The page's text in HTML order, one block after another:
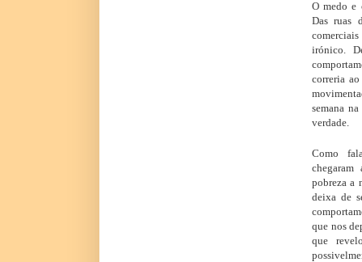
O medo e
Das ruas
comerciais
irónico.
correria
semana
verdade.
Como
pobreza a
deixa de
que nos
que